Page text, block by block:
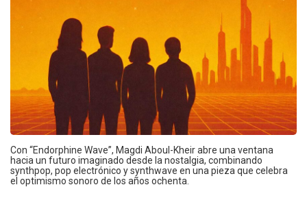
Con “Endorphine Wave”, Magdi Aboul-Kheir abre una ventana
hacia un futuro imaginado desde la nostalgia, combinando
synthpop, pop electrónico y synthwave en una pieza que celebra
el optimismo sonoro de los años ochenta.